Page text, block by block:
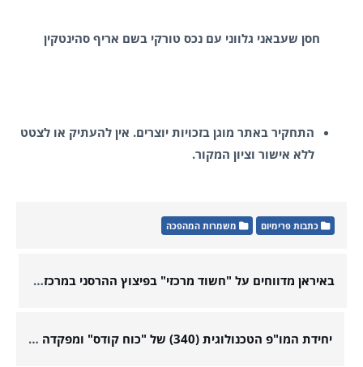
חסן שעבאני גלווני עם נכס טורקי בשם אריף סהינטקין
התחקיר באתר מוגן בזכויות יוצרים. אין להעתיק או לצטט
ללא אישור וציון המקור.
כתבות פרימיום משמרות המהפכה
באיראן מדווחים על "חשוד מרכזי" בפיצוץ ההרסני במרכז הצנטריפוגות להעשרת אורניום בנתנז
יחידת המו"פ הטכנולוגית (340) של "כוח קודס" ומפקדה נחשפים לראשונה